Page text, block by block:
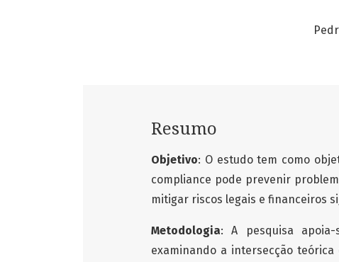
Resumo
Objetivo: O estudo tem como
compliance pode prevenir
mitigar riscos legais e financeiros
Metodologia: A pesquisa
examinando a intersecção